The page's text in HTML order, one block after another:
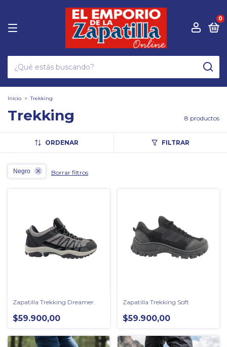
0
Inicio > Trekking
Trekking 8 productos
ORDENAR FILTRAR
Negro Borrar filtros
Zapatilla Trekking Dreamer.
$59.900,00
Zapatilla Trekking Soft
$59.900,00